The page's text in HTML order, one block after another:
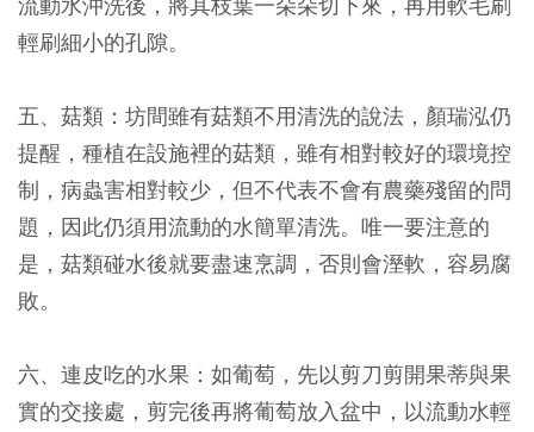
輕刷細小的孔隙。
五、菇類：坊間雖有菇類不用清洗的說法，顏瑞泓仍
提醒，種植在設施裡的菇類，雖有相對較好的環境控
制，病蟲害相對較少，但不代表不會有農藥殘留的問
題，因此仍須用流動的水簡單清洗。唯一要注意的
是，菇類碰水後就要盡速烹調，否則會溼軟，容易腐
敗。
六、連皮吃的水果：如葡萄，先以剪刀剪開果蒂與果
實的交接處，剪完後再將葡萄放入盆中，以流動水輕